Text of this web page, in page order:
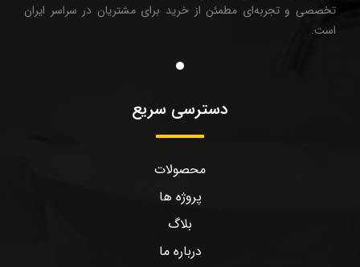
تخصصی و تجربه‌ای مطمئن از خرید برای مشتریان در سراسر ایران
است.
دسترسی سریع
محصولات
پروژه ها
بلاگ
درباره ما